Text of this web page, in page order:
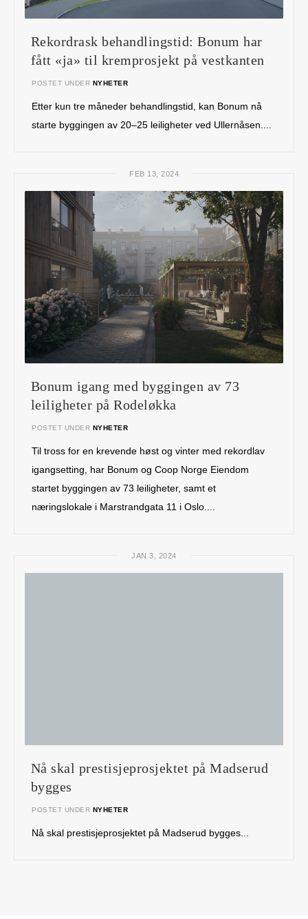
Rekordrask behandlingstid: Bonum har
fått «ja» til kremprosjekt på vestkanten
POSTET UNDER NYHETER
Etter kun tre måneder behandlingstid, kan Bonum nå
starte byggingen av 20–25 leiligheter ved Ullernåsen....
FEB 13, 2024
Bonum igang med byggingen av 73
leiligheter på Rodeløkka
POSTET UNDER NYHETER
Til tross for en krevende høst og vinter med rekordlav
igangsetting, har Bonum og Coop Norge Eiendom
startet byggingen av 73 leiligheter, samt et
næringslokale i Marstrandgata 11 i Oslo....
JAN 3, 2024
Nå skal prestisjeprosjektet på Madserud
bygges
POSTET UNDER NYHETER
Nå skal prestisjeprosjektet på Madserud bygges...